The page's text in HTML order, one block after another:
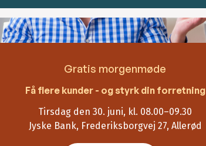
Gratis morgenmøde
Få flere kunder - og styrk din forretning
Tirsdag den 30. juni, kl. 08.00–09.30
Jyske Bank, Frederiksborgvej 27, Allerød